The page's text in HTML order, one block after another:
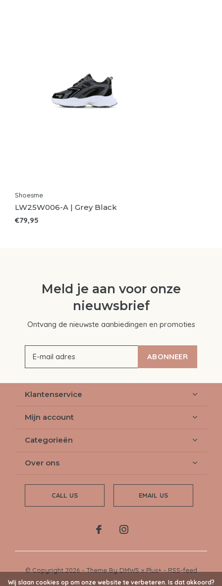
Shoesme
LW25W006-A | Grey Black
€79,95
Meld je aan voor onze
nieuwsbrief
Ontvang de nieuwste aanbiedingen en promoties
ABONNEER
Klantenservice
Mijn account
Categorieën
Over ons
CALL US EMAIL US
© Copyright2026- Theme ByDMWSxPlus+-RSS-feed
Wij slaan cookies op om onze website te verbeteren. Is dat akkoord?